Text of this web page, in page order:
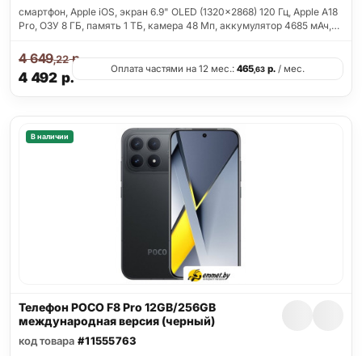
смартфон, Apple iOS, экран 6.9" OLED (1320x2868) 120 Гц, Apple A18
Pro, ОЗУ 8 ГБ, память 1 ТБ, камера 48 Мп, аккумулятор 4685 мАч,…
4 492 р.
4 649,22р.
Оплата частями на 12 мес.: 465,63 р. / мес.
В наличии
Телефон POCO F8 Pro 12GB/256GB
международная версия (черный)
код товара #11555763